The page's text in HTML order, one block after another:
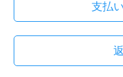
支払